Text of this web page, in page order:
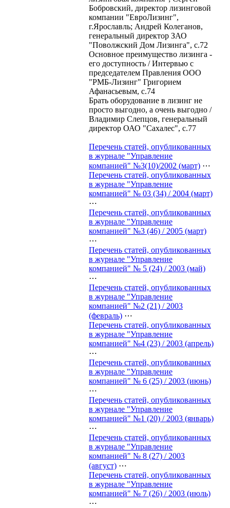
Бобровский, директор лизинговой
компании "ЕвроЛизинг",
г.Ярославль; Андрей Колеганов,
генеральный директор ЗАО
"Поволжский Дом Лизинга", с.72
Основное преимущество лизинга -
его доступность / Интервью с
председателем Правления ООО
"РМБ-Лизинг" Григорием
Афанасьевым, с.74
Брать оборудование в лизинг не
просто выгодно, а очень выгодно /
Владимир Слепцов, генеральный
директор ОАО "Сахалес", с.77
Перечень статей, опубликованных
в журнале "Управление
компанией" №3(10)/2002 (март) ⋯
Перечень статей, опубликованных
в журнале "Управление
компанией" № 03 (34) / 2004 (март)
⋯
Перечень статей, опубликованных
в журнале "Управление
компанией" №3 (46) / 2005 (март)
⋯
Перечень статей, опубликованных
в журнале "Управление
компанией" № 5 (24) / 2003 (май)
⋯
Перечень статей, опубликованных
в журнале "Управление
компанией" №2 (21) / 2003
(февраль) ⋯
Перечень статей, опубликованных
в журнале "Управление
компанией" №4 (23) / 2003 (апрель)
⋯
Перечень статей, опубликованных
в журнале "Управление
компанией" № 6 (25) / 2003 (июнь)
⋯
Перечень статей, опубликованных
в журнале "Управление
компанией" №1 (20) / 2003 (январь)
⋯
Перечень статей, опубликованных
в журнале "Управление
компанией" № 8 (27) / 2003
(август) ⋯
Перечень статей, опубликованных
в журнале "Управление
компанией" № 7 (26) / 2003 (июль)
⋯